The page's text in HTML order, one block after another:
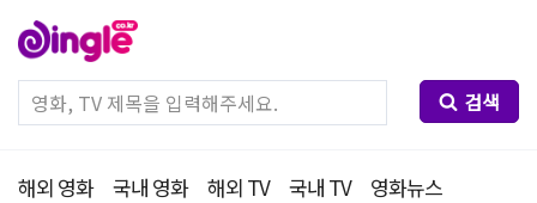
검색
해외 영화 국내 영화 해외 TV 국내 TV 영화뉴스